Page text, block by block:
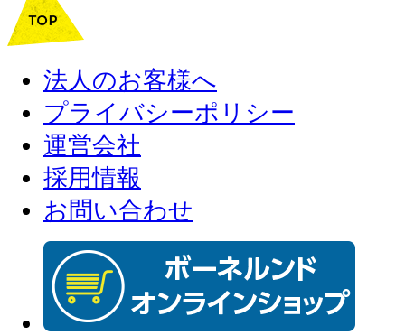
法人のお客様へ
プライバシーポリシー
運営会社
採用情報
お問い合わせ